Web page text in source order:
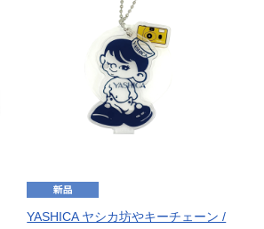
YASHICA ヤシカ坊やキーチェーン /